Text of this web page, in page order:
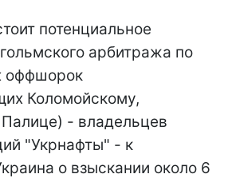
потенциальное
арбитража по
оффшорок
Коломойскому,
- владельцев
"Укрнафты" - к
о взыскании около 6